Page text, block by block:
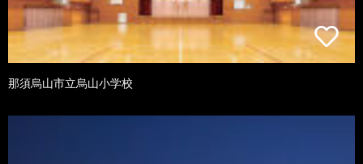
那須烏山市立烏山小学校